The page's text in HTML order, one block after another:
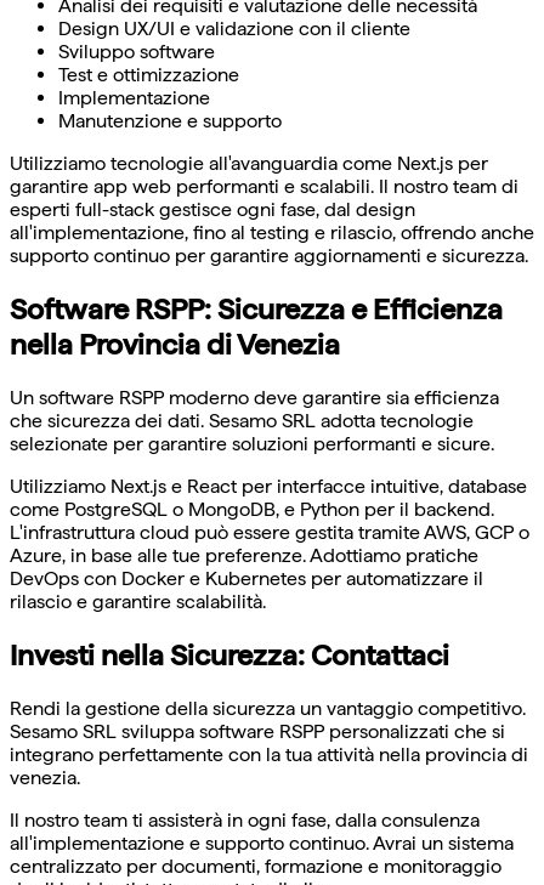
Analisi dei requisiti e valutazione delle necessità
Design UX/UI e validazione con il cliente
Sviluppo software
Test e ottimizzazione
Implementazione
Manutenzione e supporto
Utilizziamo tecnologie all'avanguardia come Next.js per
garantire app web performanti e scalabili. Il nostro team di
esperti full-stack gestisce ogni fase, dal design
all'implementazione, fino al testing e rilascio, offrendo anche
supporto continuo per garantire aggiornamenti e sicurezza.
Software RSPP: Sicurezza e Efficienza
nella Provincia di Venezia
Un software RSPP moderno deve garantire sia efficienza
che sicurezza dei dati. Sesamo SRL adotta tecnologie
selezionate per garantire soluzioni performanti e sicure.
Utilizziamo Next.js e React per interfacce intuitive, database
come PostgreSQL o MongoDB, e Python per il backend.
L'infrastruttura cloud può essere gestita tramite AWS, GCP o
Azure, in base alle tue preferenze. Adottiamo pratiche
DevOps con Docker e Kubernetes per automatizzare il
rilascio e garantire scalabilità.
Investi nella Sicurezza: Contattaci
Rendi la gestione della sicurezza un vantaggio competitivo.
Sesamo SRL sviluppa software RSPP personalizzati che si
integrano perfettamente con la tua attività nella provincia di
venezia.
Il nostro team ti assisterà in ogni fase, dalla consulenza
all'implementazione e supporto continuo. Avrai un sistema
centralizzato per documenti, formazione e monitoraggio